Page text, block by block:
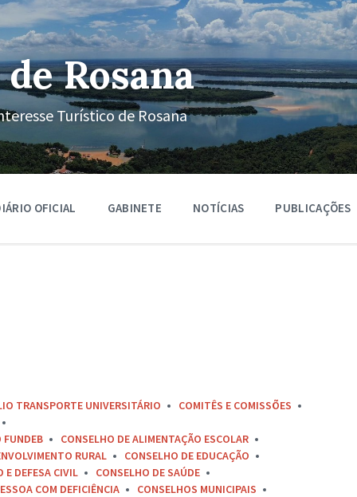
Rosana
Turístico de Rosana
OFICIAL GABINETE NOTÍCIAS PUBLICAÇÕES
TRANSPORTE UNIVERSITÁRIO
COMITÊS E COMISSÕES
FUNDEB
CONSELHO DE ALIMENTAÇÃO ESCOLAR
RURAL
CONSELHO DE EDUCAÇÃO
E DEFESA CIVIL
CONSELHO DE SAÚDE
COM DEFICIÊNCIA
CONSELHOS MUNICIPAIS